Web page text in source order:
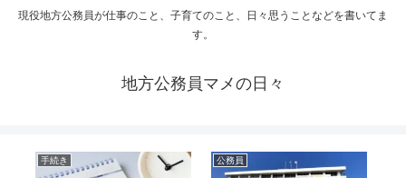
現役地方公務員が仕事のこと、子育てのこと、日々思うことなどを書いてま
す。
地方公務員マメの日々
手続き 公務員